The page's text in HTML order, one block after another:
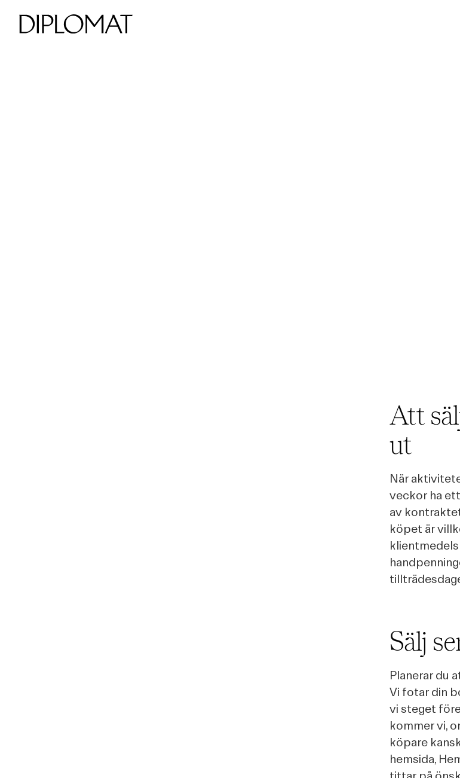
Att
ut
När
veckor ha
av
köpet är
Sälj
Planerar du
Vi fotar din
vi steget
kommer vi,
köpare
hemsida,